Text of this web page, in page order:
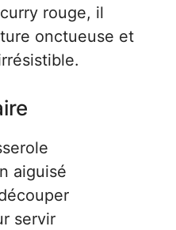
rouge, il
onctueuse et
aiguisé
servir